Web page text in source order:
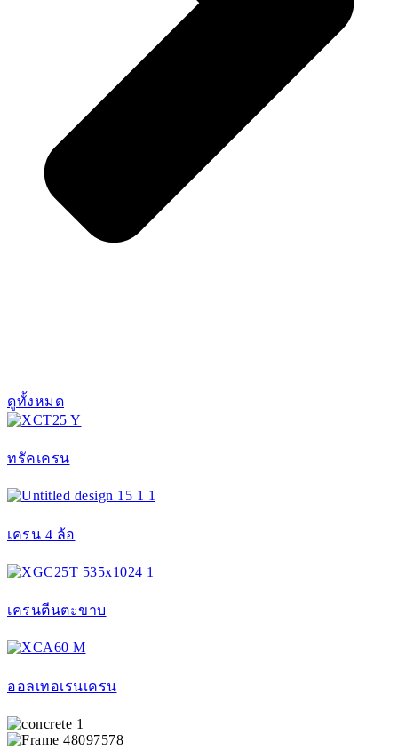
ดูทั้งหมด
ทรัคเครน
เครน 4 ล้อ
เครนตีนตะขาบ
ออลเทอเรนเครน